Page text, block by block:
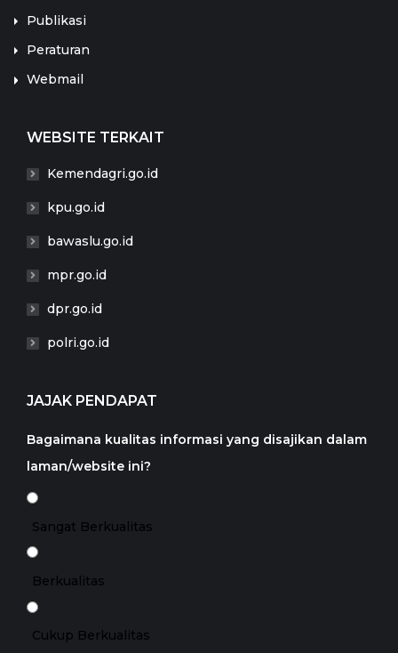
Publikasi
Peraturan
Webmail
WEBSITE TERKAIT
Kemendagri.go.id
kpu.go.id
bawaslu.go.id
mpr.go.id
dpr.go.id
polri.go.id
JAJAK PENDAPAT
Bagaimana kualitas informasi yang disajikan dalam
laman/website ini?
Sangat Berkualitas
Berkualitas
Cukup Berkualitas